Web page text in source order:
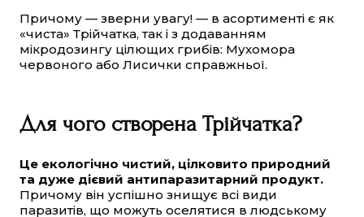
Причому — зверни увагу! — в асортименті є як
«чиста» Трійчатка, так і з додаванням
мікродозингу цілющих грибів: Мухомора
червоного або Лисички справжньої.
Для чого створена Трійчатка?
Це екологічно чистий, цілковито природний
та дуже дієвий антипаразитарний продукт.
Причому він успішно знищує всі види
паразитів, що можуть оселятися в людському